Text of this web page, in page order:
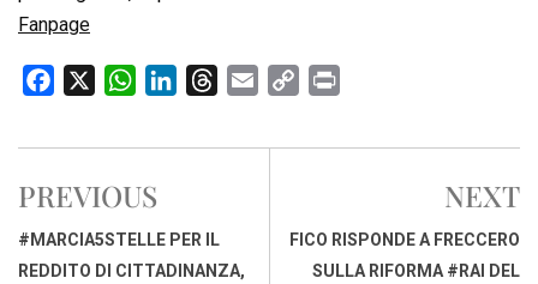
Fanpage
c
b
o
o
W
a
s
A
p
n
d
I
r
s
a
p
i
i
PREVIOUS
#MARCIA5STELLE PER IL
REDDITO DI CITTADINANZA,
NEXT
FICO RISPONDE A FRECCERO
SULLA RIFORMA #RAI DEL